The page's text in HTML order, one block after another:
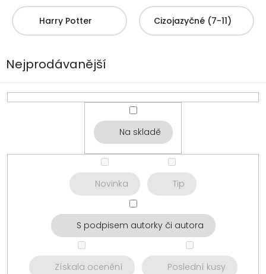
Harry Potter Cizojazyčné (7-11)
Nejprodávanější
Na skladě
Novinka Tip
S podpisem autorky či autora
Získala ocenění Poslední kusy